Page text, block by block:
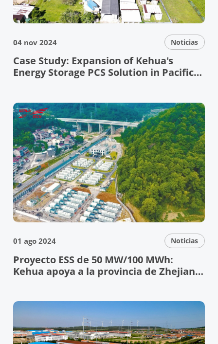
04 nov 2024 Noticias
Case Study: Expansion of Kehua's
Energy Storage PCS Solution in Pacific
01 ago 2024 Noticias
Proyecto ESS de 50 MW/100 MWh:
Kehua apoya a la provincia de Zhejiang